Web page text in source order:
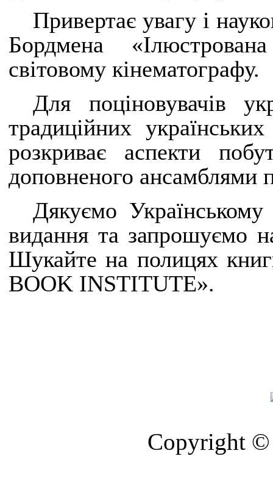
Привертає увагу і
Бордмена
світовому кінематографу.
Для поціновувачів
традиційних
розкриває аспекти
доповненого ансамблями
Дякуємо
видання та запрошуємо
Шукайте на полицях
BOOK INSTITUTE».
Copyright ©